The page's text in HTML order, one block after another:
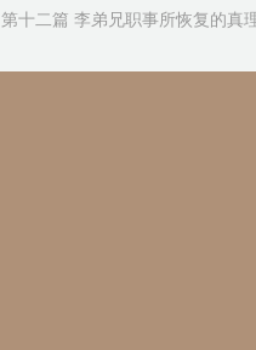
第十二篇 李弟兄职事所恢复的真